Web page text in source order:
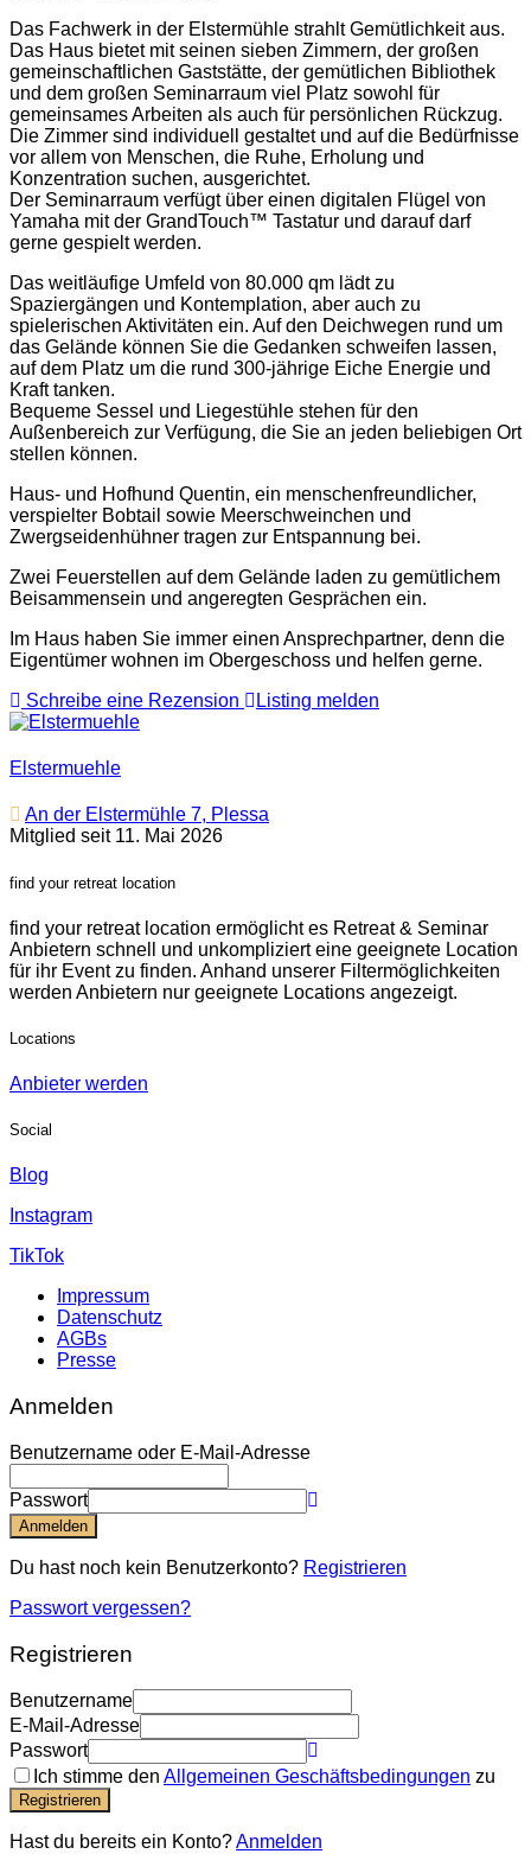
Das Fachwerk in der Elstermühle strahlt Gemütlichkeit aus.
Das Haus bietet mit seinen sieben Zimmern, der großen
gemeinschaftlichen Gaststätte, der gemütlichen Bibliothek
und dem großen Seminarraum viel Platz sowohl für
gemeinsames Arbeiten als auch für persönlichen Rückzug.
Die Zimmer sind individuell gestaltet und auf die Bedürfnisse
vor allem von Menschen, die Ruhe, Erholung und
Konzentration suchen, ausgerichtet.
Der Seminarraum verfügt über einen digitalen Flügel von
Yamaha mit der GrandTouch™ Tastatur und darauf darf
gerne gespielt werden.
Das weitläufige Umfeld von 80.000 qm lädt zu
Spaziergängen und Kontemplation, aber auch zu
spielerischen Aktivitäten ein. Auf den Deichwegen rund um
das Gelände können Sie die Gedanken schweifen lassen,
auf dem Platz um die rund 300-jährige Eiche Energie und
Kraft tanken.
Bequeme Sessel und Liegestühle stehen für den
Außenbereich zur Verfügung, die Sie an jeden beliebigen Ort
stellen können.
Haus- und Hofhund Quentin, ein menschenfreundlicher,
verspielter Bobtail sowie Meerschweinchen und
Zwergseidenhühner tragen zur Entspannung bei.
Zwei Feuerstellen auf dem Gelände laden zu gemütlichem
Beisammensein und angeregten Gesprächen ein.
Im Haus haben Sie immer einen Ansprechpartner, denn die
Eigentümer wohnen im Obergeschoss und helfen gerne.
Schreibe eine Rezension
Listing melden
Elstermuehle
An der Elstermühle 7, Plessa
Mitglied seit 11. Mai 2026
find your retreat location
find your retreat location ermöglicht es Retreat & Seminar
Anbietern schnell und unkompliziert eine geeignete Location
für ihr Event zu finden. Anhand unserer Filtermöglichkeiten
werden Anbietern nur geeignete Locations angezeigt.
Locations
Anbieter werden
Social
Blog
Instagram
TikTok
Impressum
Datenschutz
AGBs
Presse
Anmelden
Benutzername oder E-Mail-Adresse
Passwort
Anmelden
Du hast noch kein Benutzerkonto? Registrieren
Passwort vergessen?
Registrieren
Benutzername
E-Mail-Adresse
Passwort
Ich stimme den Allgemeinen Geschäftsbedingungen zu
Registrieren
Hast du bereits ein Konto?Anmelden